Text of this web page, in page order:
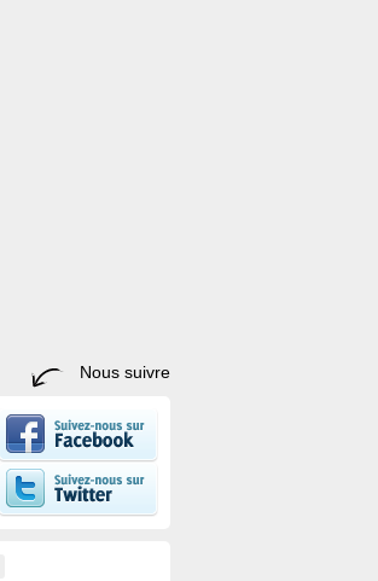
Nous suivre